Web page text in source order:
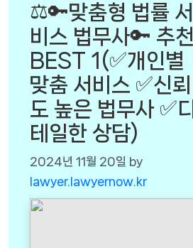
⚖️🔑맞춤형 법률 서
비스 법무사🔑 추천
BEST 1(✅개인별
맞춤 서비스 ✅신뢰
도 높은 법무사 ✅디
테일한 상담)
2024년 11월 20일 by
lawyer.lawyernow.kr